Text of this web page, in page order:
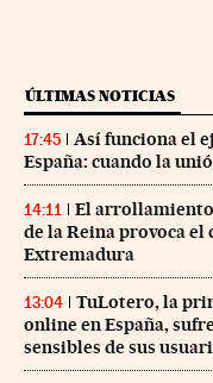
ÚLTIMAS NOTICIAS
17:45
Así funciona el
España: cuando la
14:11
El arrollamiento
de la Reina provoca
Extremadura
13:04
TuLotero, la
online en España,
sensibles de sus